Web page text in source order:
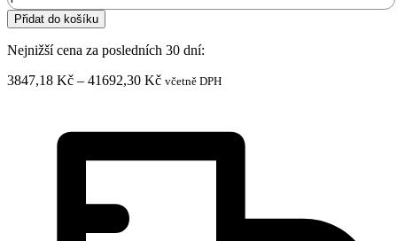
obraz
ROSTLINY
Mesia
množství
Přidat do košíku
Nejnižší cena za posledních 30 dní:
3847,18 Kč – 41692,30 KčRozpětí
včetně DPH